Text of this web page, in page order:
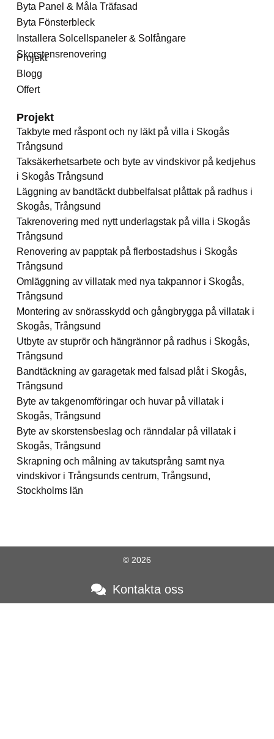
Byta Panel & Måla Träfasad
Byta Fönsterbleck
Installera Solcellspaneler & Solfångare
Skorstensrenovering
Projekt
Blogg
Offert
Projekt
Takbyte med råspont och ny läkt på villa i Skogås
Trångsund
Taksäkerhetsarbete och byte av vindskivor på kedjehus
i Skogås Trångsund
Läggning av bandtäckt dubbelfalsat plåttak på radhus i
Skogås, Trångsund
Takrenovering med nytt underlagstak på villa i Skogås
Trångsund
Renovering av papptak på flerbostadshus i Skogås
Trångsund
Omläggning av villatak med nya takpannor i Skogås,
Trångsund
Montering av snörasskydd och gångbrygga på villatak i
Skogås, Trångsund
Utbyte av stuprör och hängrännor på radhus i Skogås,
Trångsund
Bandtäckning av garagetak med falsad plåt i Skogås,
Trångsund
Byte av takgenomföringar och huvar på villatak i
Skogås, Trångsund
Byte av skorstensbeslag och ränndalar på villatak i
Skogås, Trångsund
Skrapning och målning av takutsprång samt nya
vindskivor i Trångsunds centrum, Trångsund,
Stockholms län
© 2026
Kontakta oss